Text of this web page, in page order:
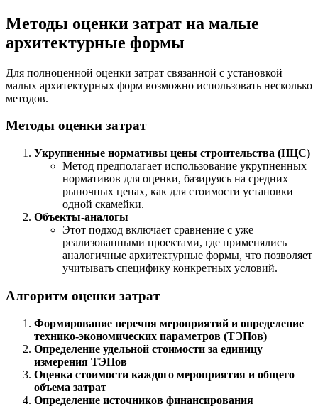
Методы оценки затрат на малые
архитектурные формы
Для полноценной оценки затрат связанной с установкой
малых архитектурных форм возможно использовать несколько
методов.
Методы оценки затрат
Укрупненные нормативы цены строительства (НЦС)
Метод предполагает использование укрупненных
нормативов для оценки, базируясь на средних
рыночных ценах, как для стоимости установки
одной скамейки.
Объекты-аналогы
Этот подход включает сравнение с уже
реализованными проектами, где применялись
аналогичные архитектурные формы, что позволяет
учитывать специфику конкретных условий.
Алгоритм оценки затрат
Формирование перечня мероприятий и определение
технико-экономических параметров (ТЭПов)
Определение удельной стоимости за единицу
измерения ТЭПов
Оценка стоимости каждого мероприятия и общего
объема затрат
Определение источников финансирования